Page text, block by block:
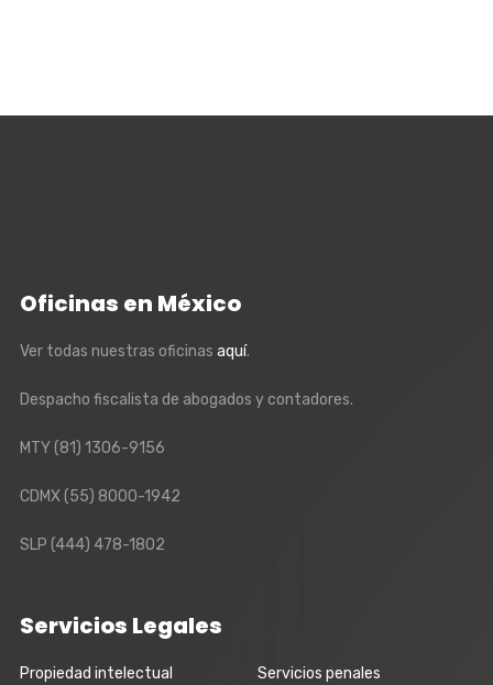
Oficinas en México
Ver todas nuestras oficinas aquí.
Despacho fiscalista de abogados y contadores.
MTY (81) 1306-9156
CDMX(55) 8000-1942
SLP (444) 478-1802
Servicios Legales
Propiedad intelectual Servicios penales